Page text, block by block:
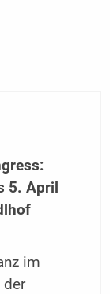
5. April
im
der